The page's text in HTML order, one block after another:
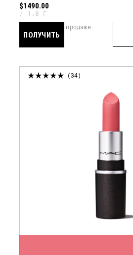
$1490.00
1.8 Г
ПОЛУЧИТЬ
скоро в продаже
34